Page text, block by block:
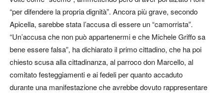
“per difendere la propria dignità”. Ancora più grave, secondo
Apicella, sarebbe stata l’accusa di essere un “camorrista”.
“Un’accusa che non può appartenermi e che Michele Griffo sa
bene essere falsa”, ha dichiarato il primo cittadino, che ha poi
chiesto scusa alla cittadinanza, al parroco don Marcello, al
comitato festeggiamenti e ai fedeli per quanto accaduto
durante una manifestazione che avrebbe dovuto rappresentare